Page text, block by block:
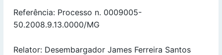
Referência: Processo n. 0009005-
50.2008.9.13.0000/MG
Relator: Desembargador James Ferreira Santos